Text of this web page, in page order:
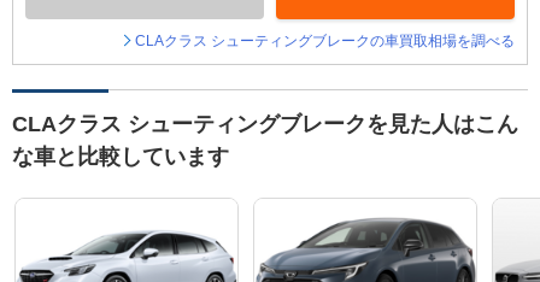
CLAクラス シューティングブレークの車買取相場を調べる
CLAクラス シューティングブレークを見た人はこん
な車と比較しています